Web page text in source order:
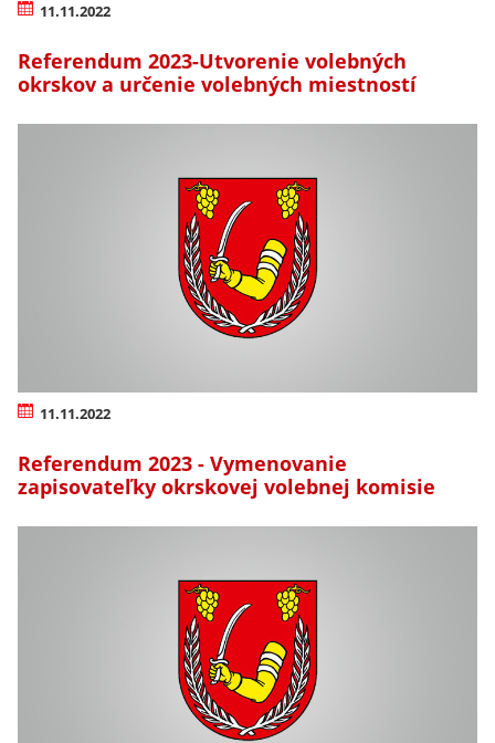
11.11.2022
Referendum 2023-Utvorenie volebných
okrskov a určenie volebných miestností
11.11.2022
Referendum 2023 - Vymenovanie
zapisovateľky okrskovej volebnej komisie